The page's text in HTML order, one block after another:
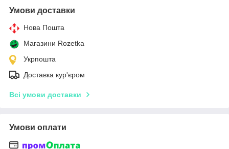
Умови доставки
Нова Пошта
Магазини Rozetka
Укрпошта
Доставка кур'єром
Всі умови доставки
Умови оплати